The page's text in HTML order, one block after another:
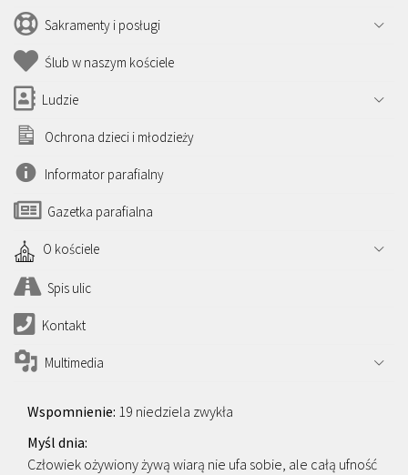
Sakramenty i posługi
Ślub w naszym kościele
Ludzie
Ochrona dzieci i młodzieży
Informator parafialny
Gazetka parafialna
O kościele
Spis ulic
Kontakt
Multimedia
19 niedziela zwykła
Człowiek ożywiony żywą wiarą nie ufa sobie, ale całą ufność